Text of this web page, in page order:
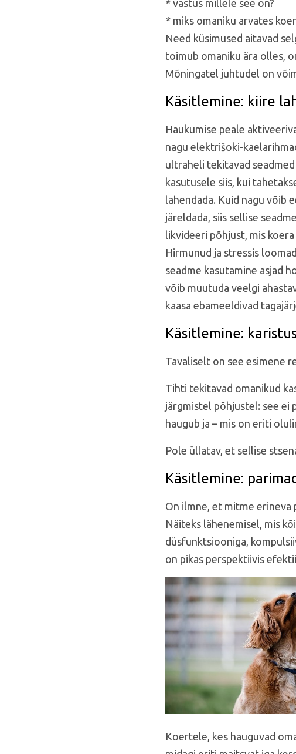
* vastus millele see on?
* miks omaniku arvates
Need küsimused aitavad
toimub omaniku ära olles,
Mõningatel juhtudel on
Käsitlemine: kiire
Haukumise peale
nagu elektrišoki-
ultraheli tekitavad
kasutusele siis, kui
lahendada. Kuid nagu võib
järeldada, siis sellise
likvideeri põhjust, mis koera
Hirmunud ja stressis
seadme kasutamine asjad
võib muutuda veelgi
kaasa ebameeldivad
Käsitlemine:
Tavaliselt on see esimene
Tihti tekitavad omanikud
järgmistel põhjustel: see ei
haugub ja – mis on eriti
Pole üllatav, et sellise
Käsitlemine:
On ilmne, et mitme
Näiteks lähenemisel, mis
düsfunktsiooniga,
on pikas perspektiivis
Koertele, kes hauguvad